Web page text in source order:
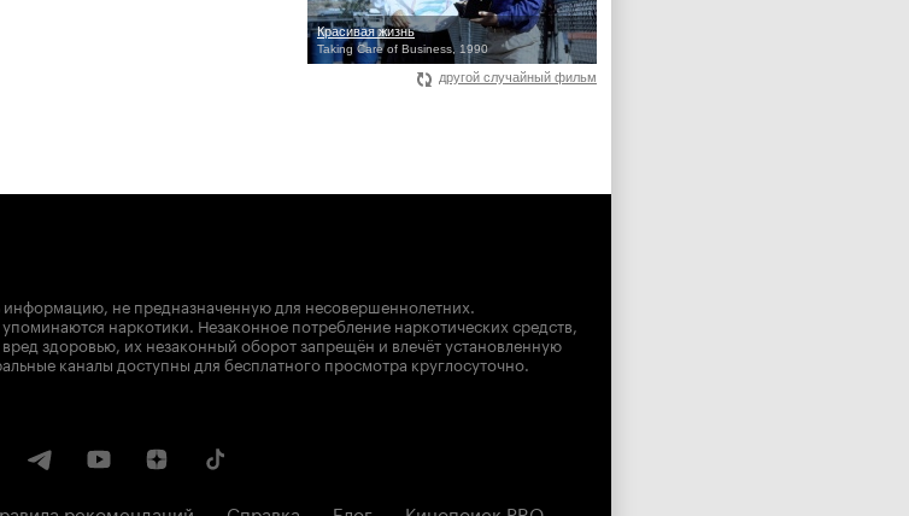
Красивая жизнь
Taking Care of Business, 1990
другой случайный фильм
не предназначенную для несовершеннолетних.
наркотики. Незаконное потребление наркотических средств,
здоровью, их незаконный оборот запрещён и влечёт установленную
каналы доступны для бесплатного просмотра круглосуточно.